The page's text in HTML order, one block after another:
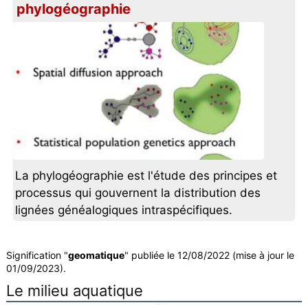
phylogéographie
La phylogéographie est l'étude des principes et
processus qui gouvernent la distribution des
lignées généalogiques intraspécifiques.
Signification "geomatique" publiée le 12/08/2022 (mise à jour le
01/09/2023).
Le milieu aquatique